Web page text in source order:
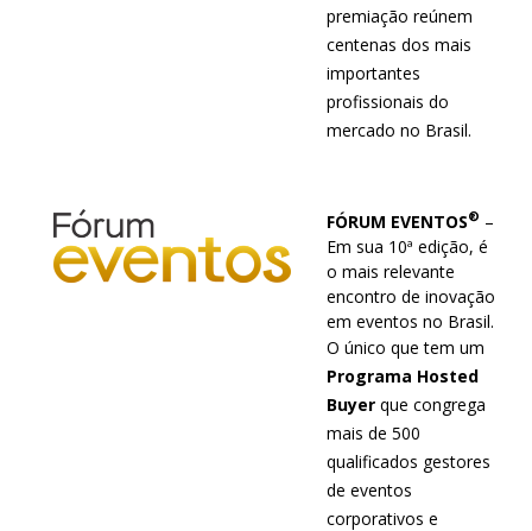
premiação reúnem
centenas dos mais
importantes
profissionais do
mercado no Brasil.
FÓRUM EVENTOS® –
Em sua 10ª edição, é
o mais relevante
encontro de inovação
em eventos no Brasil.
O único que tem um
Programa Hosted
Buyer que congrega
mais de 500
qualificados gestores
de eventos
corporativos e